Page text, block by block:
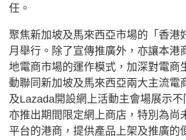
任。
聚焦新加坡及馬來西亞市場的「香港
月舉行。除了宣傳推廣外，亦讓本港
地電商市場的運作模式，加深對電商
動聯同新加坡及馬來西亞兩大主流電
及Lazada開設網上活動主會場展示
亦推出期間限定網上商店，特別為尚
平台的港商，提供產品上架及推廣的